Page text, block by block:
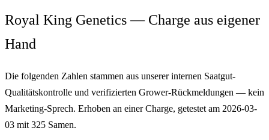
Royal King Genetics — Charge aus eigener
Hand
Die folgenden Zahlen stammen aus unserer internen Saatgut-
Qualitätskontrolle und verifizierten Grower-Rückmeldungen — kein
Marketing-Sprech. Erhoben an einer Charge, getestet am 2026-03-
03 mit 325 Samen.